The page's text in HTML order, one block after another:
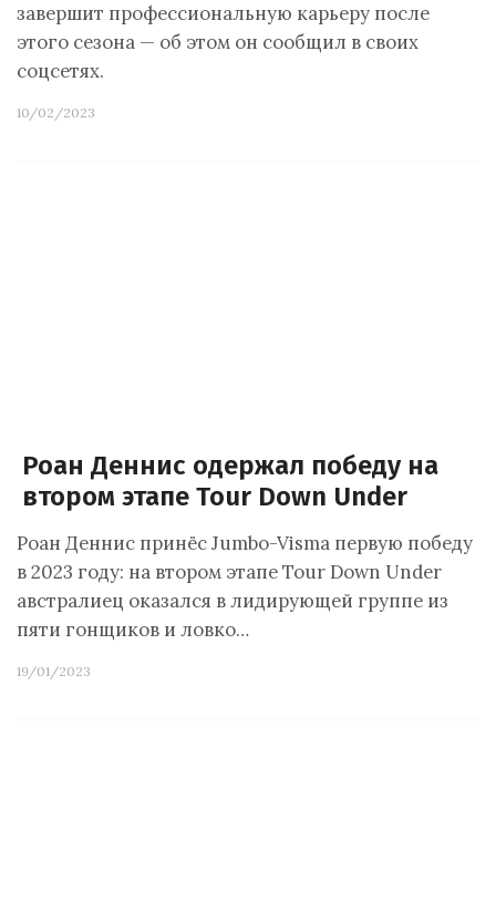
завершит профессиональную карьеру после
этого сезона — об этом он сообщил в своих
соцсетях.
10/02/2023
Роан Деннис одержал победу на
втором этапе Tour Down Under
Роан Деннис принёс Jumbo-Visma первую победу
в 2023 году: на втором этапе Tour Down Under
австралиец оказался в лидирующей группе из
пяти гонщиков и ловко…
19/01/2023